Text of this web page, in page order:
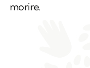
morire.